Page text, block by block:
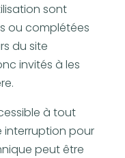
sont
ou complétées
du site
invités à les
à tout
interruption pour
peut être